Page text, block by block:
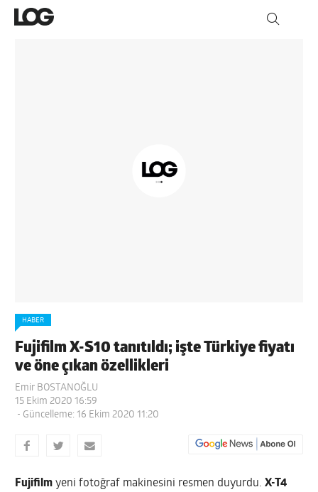
HABER
Fujifilm X-S10 tanıtıldı; işte Türkiye fiyatı
ve öne çıkan özellikleri
Emir BOSTANOĞLU
15 Ekim 2020 16:59
- Güncelleme: 16 Ekim 2020 11:20
Fujifilm yeni fotoğraf makinesini resmen duyurdu.X-T4